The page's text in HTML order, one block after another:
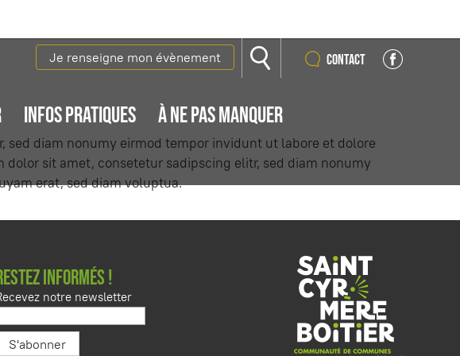
Je renseigne mon évènement Contact
INFOS PRATIQUES À NE PAS MANQUER
diam nonumy eirmod tempor invidunt ut labore et dolore
sit amet, consetetur sadipscing elitr, sed diam nonumy
erat, sed diam voluptua.
INFORMÉS !
notre newsletter